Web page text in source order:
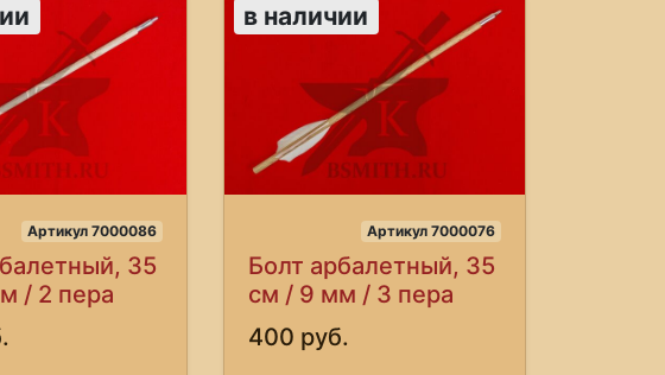
Артикул 7000086
35
/ 2 пера
в наличии
Артикул 7000076
Болт арбалетный, 35
см / 9 мм / 3 пера
400 руб.